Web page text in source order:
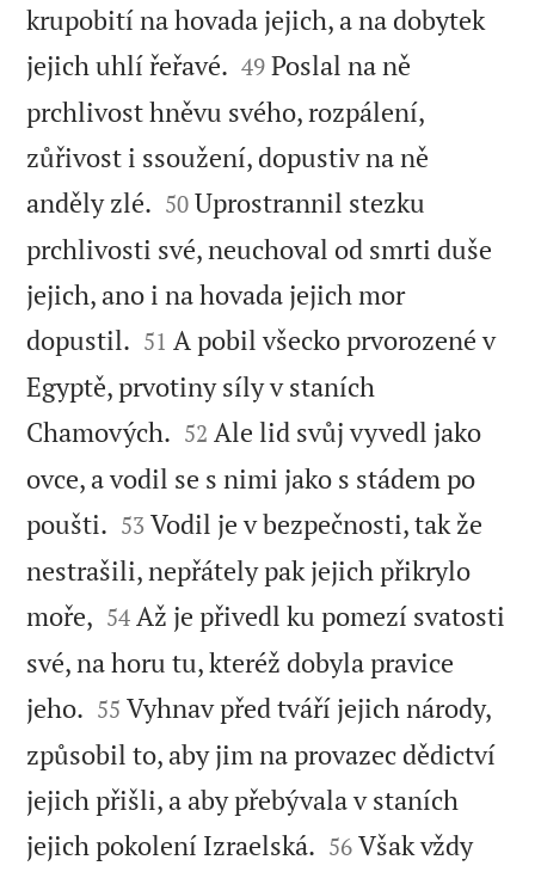
krupobití na hovada jejich, a na dobytek
jejich uhlí řeřavé. 

49 Poslal na ně
prchlivost hněvu svého, rozpálení,
zůřivost i ssoužení, dopustiv na ně
anděly zlé. 

50 Uprostrannil stezku
prchlivosti své, neuchoval od smrti duše
jejich, ano i na hovada jejich mor
dopustil. 

51 A pobil všecko prvorozené v
Egyptě, prvotiny síly v staních
Chamových. 

52 Ale lid svůj vyvedl jako
ovce, a vodil se s nimi jako s stádem po
poušti. 

53 Vodil je v bezpečnosti, tak že
nestrašili, nepřátely pak jejich přikrylo
moře, 

54 Až je přivedl ku pomezí svatosti
své, na horu tu, kteréž dobyla pravice
jeho. 

55 Vyhnav před tváří jejich národy,
způsobil to, aby jim na provazec dědictví
jejich přišli, a aby přebývala v staních
jejich pokolení Izraelská. 

56 Však vždy